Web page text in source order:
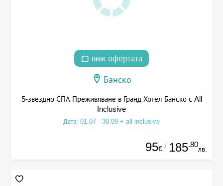
виж офертата
Банско
5-звездно СПА Преживяване в Гранд Хотел Банско с All
Inclusive
Дата: 01.07 - 30.09 + all inclusive
95€ / 185.80
лв.